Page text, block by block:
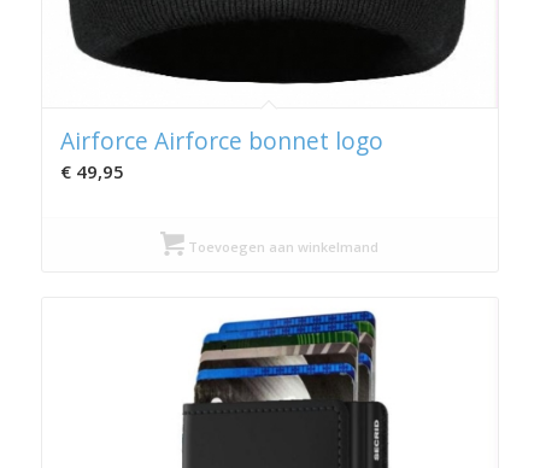
Airforce Airforce bonnet logo
€49,95
Toevoegen aan winkelmand